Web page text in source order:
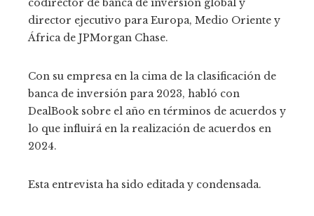
codirector de banca de inversión global y
director ejecutivo para Europa, Medio Oriente y
África de JPMorgan Chase.
Con su empresa en la cima de la clasificación de
banca de inversión para 2023, habló con
DealBook sobre el año en términos de acuerdos y
lo que influirá en la realización de acuerdos en
2024.
Esta entrevista ha sido editada y condensada.